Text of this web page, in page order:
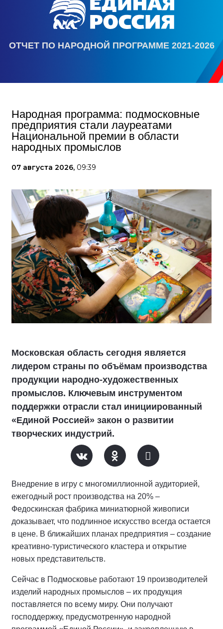
ОТЧЕТ ПО НАРОДНОЙ ПРОГРАММЕ 2021-2026
Народная программа: подмосковные
предприятия стали лауреатами
Национальной премии в области
народных промыслов
07 августа 2026, 09:39
Московская область сегодня является
лидером страны по объёмам производства
продукции народно-художественных
промыслов. Ключевым инструментом
поддержки отрасли стал инициированный
«Единой Россией» закон о развитии
творческих индустрий.
Внедрение в игру с многомиллионной аудиторией,
ежегодный рост производства на 20% –
Федоскинская фабрика миниатюрной живописи
доказывает, что подлинное искусство всегда остается
в цене. В ближайших планах предприятия – создание
креативно-туристического кластера и открытие
новых представительств.
Сейчас в Подмосковье работают 19 производителей
изделий народных промыслов – их продукция
поставляется по всему миру. Они получают
господдержку, предусмотренную народной